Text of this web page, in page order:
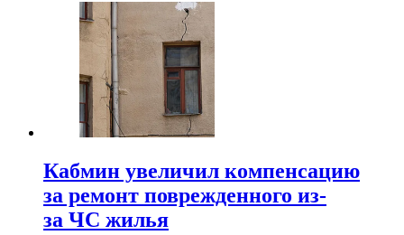
Кабмин увеличил компенсацию
за ремонт поврежденного из-
за ЧС жилья